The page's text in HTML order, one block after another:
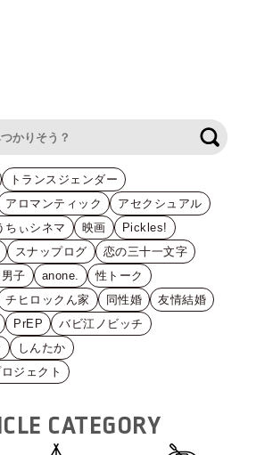
トランスジェンダー
アロマンティック
アセクシュアル
ちぃシネマ 映画
Pickles!
スナップログ
恋の三十一文字
子
anone.
性トーク
チヒロックん家 同性婚
友情結婚
PrEP
バビ江ノビッチ
しんたか
ジェクト
CATEGORY